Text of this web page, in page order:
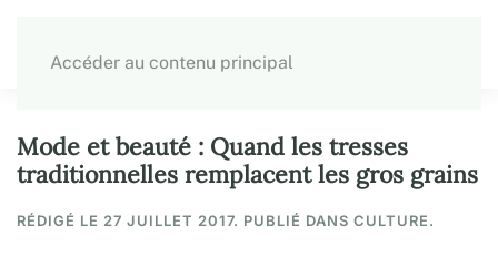
Accéder au contenu principal
Mode et beauté : Quand les tresses
traditionnelles remplacent les gros grains
RÉDIGÉ LE 27 JUILLET 2017. PUBLIÉ DANS CULTURE.